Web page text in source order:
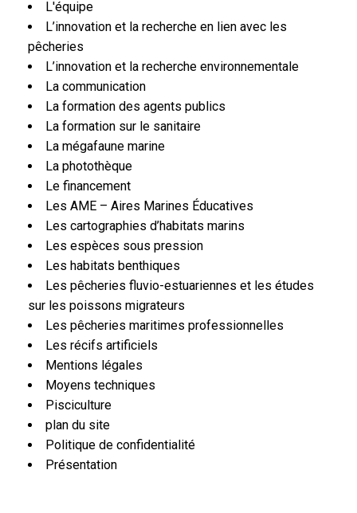
L'équipe
L’innovation et la recherche en lien avec les
pêcheries
L’innovation et la recherche environnementale
La communication
La formation des agents publics
La formation sur le sanitaire
La mégafaune marine
La photothèque
Le financement
Les AME – Aires Marines Éducatives
Les cartographies d’habitats marins
Les espèces sous pression
Les habitats benthiques
Les pêcheries fluvio-estuariennes et les études
sur les poissons migrateurs
Les pêcheries maritimes professionnelles
Les récifs artificiels
Mentions légales
Moyens techniques
Pisciculture
plan du site
Politique de confidentialité
Présentation